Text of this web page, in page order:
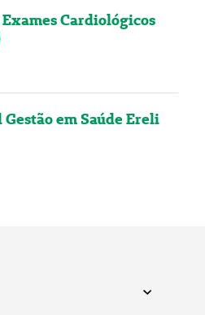
Cardiológicos
em Saúde Ereli